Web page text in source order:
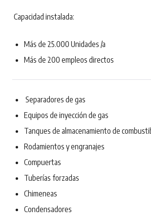
Capacidad instalada:
Más de 25.000 Unidades /a
Más de 200 empleos directos
Separadores de gas
Equipos de inyección de gas
Tanques de almacenamiento de
Rodamientos y engranajes
Compuertas
Tuberías forzadas
Chimeneas
Condensadores